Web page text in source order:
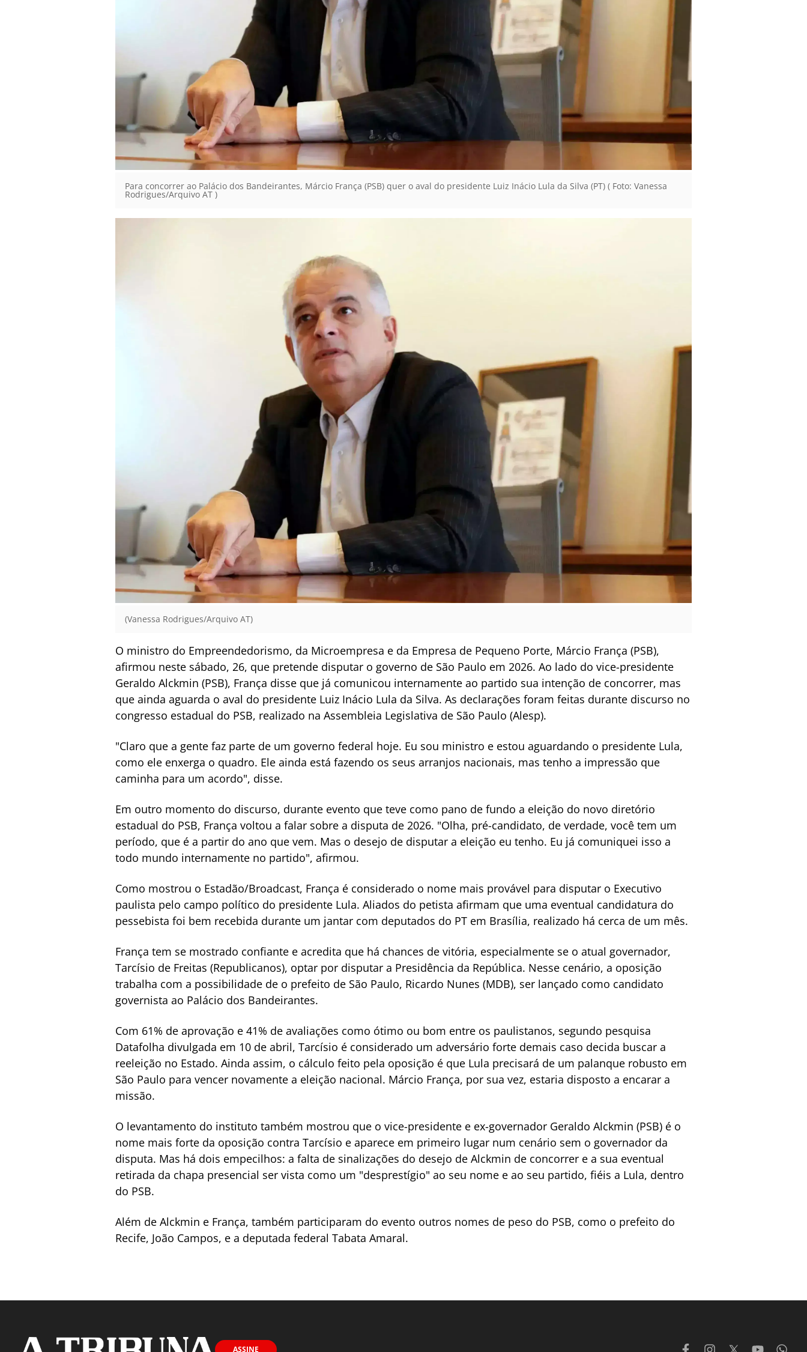
Para concorrer ao Palácio dos Bandeirantes, Márcio França (PSB) quer o aval do presidente Luiz Inácio Lula da Silva (PT) ( Foto: Vanessa
Rodrigues/Arquivo AT )
(Vanessa Rodrigues/Arquivo AT)
O ministro do Empreendedorismo, da Microempresa e da Empresa de Pequeno Porte, Márcio França (PSB),
afirmou neste sábado, 26, que pretende disputar o governo de São Paulo em 2026. Ao lado do vice-presidente
Geraldo Alckmin (PSB), França disse que já comunicou internamente ao partido sua intenção de concorrer, mas
que ainda aguarda o aval do presidente Luiz Inácio Lula da Silva. As declarações foram feitas durante discurso no
congresso estadual do PSB, realizado na Assembleia Legislativa de São Paulo (Alesp).
"Claro que a gente faz parte de um governo federal hoje. Eu sou ministro e estou aguardando o presidente Lula,
como ele enxerga o quadro. Ele ainda está fazendo os seus arranjos nacionais, mas tenho a impressão que
caminha para um acordo", disse.
Em outro momento do discurso, durante evento que teve como pano de fundo a eleição do novo diretório
estadual do PSB, França voltou a falar sobre a disputa de 2026. "Olha, pré-candidato, de verdade, você tem um
período, que é a partir do ano que vem. Mas o desejo de disputar a eleição eu tenho. Eu já comuniquei isso a
todo mundo internamente no partido", afirmou.
Como mostrou o Estadão/Broadcast, França é considerado o nome mais provável para disputar o Executivo
paulista pelo campo político do presidente Lula. Aliados do petista afirmam que uma eventual candidatura do
pessebista foi bem recebida durante um jantar com deputados do PT em Brasília, realizado há cerca de um mês.
França tem se mostrado confiante e acredita que há chances de vitória, especialmente se o atual governador,
Tarcísio de Freitas (Republicanos), optar por disputar a Presidência da República. Nesse cenário, a oposição
trabalha com a possibilidade de o prefeito de São Paulo, Ricardo Nunes (MDB), ser lançado como candidato
governista ao Palácio dos Bandeirantes.
Com 61% de aprovação e 41% de avaliações como ótimo ou bom entre os paulistanos, segundo pesquisa
Datafolha divulgada em 10 de abril, Tarcísio é considerado um adversário forte demais caso decida buscar a
reeleição no Estado. Ainda assim, o cálculo feito pela oposição é que Lula precisará de um palanque robusto em
São Paulo para vencer novamente a eleição nacional. Márcio França, por sua vez, estaria disposto a encarar a
missão.
O levantamento do instituto também mostrou que o vice-presidente e ex-governador Geraldo Alckmin (PSB) é o
nome mais forte da oposição contra Tarcísio e aparece em primeiro lugar num cenário sem o governador da
disputa. Mas há dois empecilhos: a falta de sinalizações do desejo de Alckmin de concorrer e a sua eventual
retirada da chapa presencial ser vista como um "desprestígio" ao seu nome e ao seu partido, fiéis a Lula, dentro
do PSB.
Além de Alckmin e França, também participaram do evento outros nomes de peso do PSB, como o prefeito do
Recife, João Campos, e a deputada federal Tabata Amaral.
ASSINE